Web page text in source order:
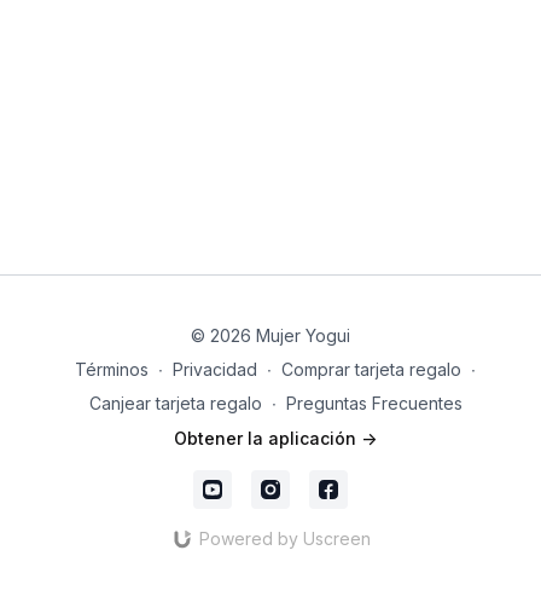
© 2026 Mujer Yogui
Términos ∙ Privacidad ∙ Comprar tarjeta regalo ∙
Canjear tarjeta regalo ∙ Preguntas Frecuentes
Obtener la aplicación ->
Powered by Uscreen